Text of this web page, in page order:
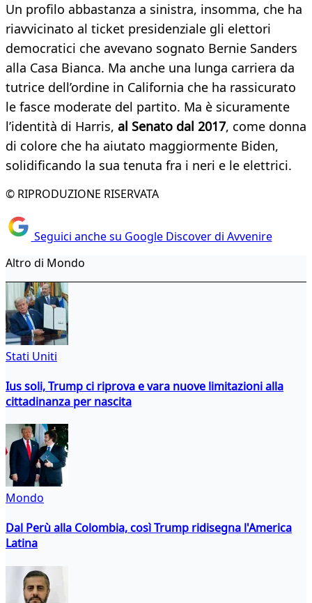
Un profilo abbastanza a sinistra, insomma, che ha
riavvicinato al ticket presidenziale gli elettori
democratici che avevano sognato Bernie Sanders
alla Casa Bianca. Ma anche una lunga carriera da
tutrice dell’ordine in California che ha rassicurato
le fasce moderate del partito. Ma è sicuramente
l’identità di Harris, al Senato dal 2017, come donna
di colore che ha aiutato maggiormente Biden,
solidificando la sua tenuta fra i neri e le elettrici.
© RIPRODUZIONE RISERVATA
Seguici anche su Google Discover di Avvenire
Altro di Mondo
Stati Uniti
Ius soli, Trump ci riprova e vara nuove limitazioni alla
cittadinanza per nascita
Mondo
Dal Perù alla Colombia, così Trump ridisegna l'America
Latina